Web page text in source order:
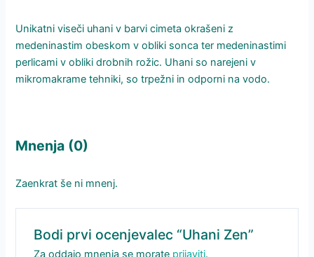
Unikatni viseči uhani v barvi cimeta okrašeni z
medeninastim obeskom v obliki sonca ter medeninastimi
perlicami v obliki drobnih rožic. Uhani so narejeni v
mikromakrame tehniki, so trpežni in odporni na vodo.
Mnenja (0)
Zaenkrat še ni mnenj.
Bodi prvi ocenjevalec “Uhani Zen”
Za oddajo mnenja se morate prijaviti.